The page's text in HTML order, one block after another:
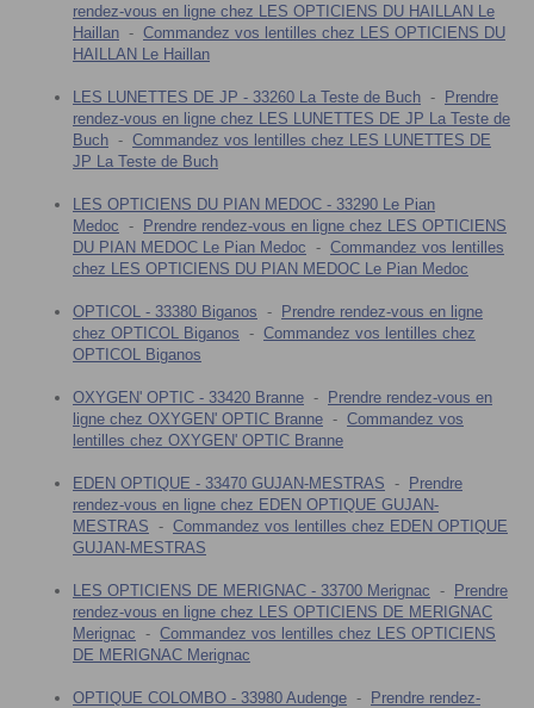
rendez-vous en ligne chez LES OPTICIENS DU HAILLAN Le
Haillan - Commandez vos lentilles chez LES OPTICIENS DU
HAILLAN Le Haillan
LES LUNETTES DE JP - 33260 La Teste de Buch -
Prendre
rendez-vous en ligne chez LES LUNETTES DE JP La Teste de
Buch - Commandez vos lentilles chez LES LUNETTES DE
JP La Teste de Buch
LES OPTICIENS DU PIAN MEDOC - 33290 Le Pian
Medoc -
Prendre rendez-vous en ligne chez LES OPTICIENS
DU PIAN MEDOC Le Pian Medoc - Commandez vos lentilles
chez LES OPTICIENS DU PIAN MEDOC Le Pian Medoc
OPTICOL - 33380 Biganos -
Prendre rendez-vous en ligne
chez OPTICOL Biganos - Commandez vos lentilles chez
OPTICOL Biganos
OXYGEN' OPTIC - 33420 Branne -
Prendre rendez-vous en
ligne chez OXYGEN' OPTIC Branne - Commandez vos
lentilles chez OXYGEN' OPTIC Branne
EDEN OPTIQUE - 33470 GUJAN-MESTRAS -
Prendre
rendez-vous en ligne chez EDEN OPTIQUE GUJAN-
MESTRAS - Commandez vos lentilles chez EDEN OPTIQUE
GUJAN-MESTRAS
LES OPTICIENS DE MERIGNAC - 33700 Merignac -
Prendre
rendez-vous en ligne chez LES OPTICIENS DE MERIGNAC
Merignac - Commandez vos lentilles chez LES OPTICIENS
DE MERIGNAC Merignac
OPTIQUE COLOMBO - 33980 Audenge -
Prendre rendez-